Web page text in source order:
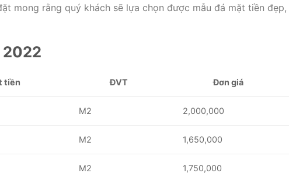
mong rằng quý khách sẽ lựa chọn được mẫu đá mặt tiền đẹp,
2022
tiền ĐVT Đơn giá
M2 2,000,000
M2 1,650,000
M2 1,750,000